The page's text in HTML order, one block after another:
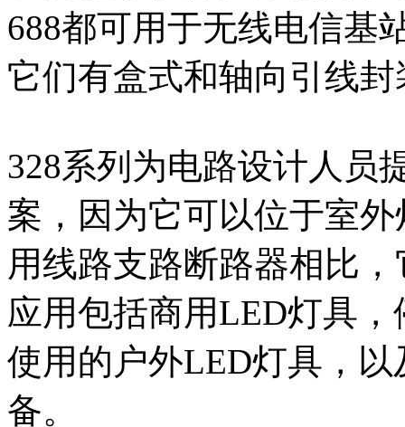
688都可用于无线电信基
它们有盒式和轴向引线封
328系列为电路设计人员
案，因为它可以位于室
用线路支路断路器相比
应用包括商用LED灯具
使用的户外LED灯具，
备。